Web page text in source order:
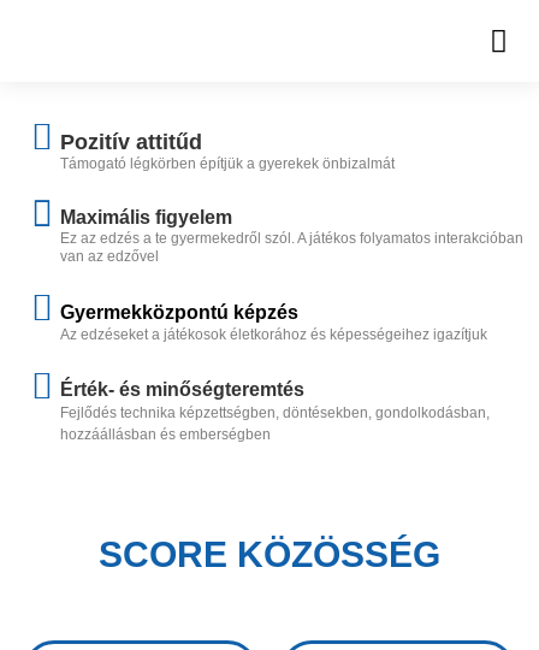
Pozitív attitűd
Támogató légkörben építjük a gyerekek önbizalmát
Maximális figyelem
Ez az edzés a te gyermekedről szól. A játékos folyamatos interakcióban
van az edzővel
Gyermekközpontú képzés
Az edzéseket a játékosok életkorához és képességeihez igazítjuk
Érték- és minőségteremtés
Fejlődés technika képzettségben, döntésekben, gondolkodásban,
hozzáállásban és emberségben
SCORE KÖZÖSSÉG